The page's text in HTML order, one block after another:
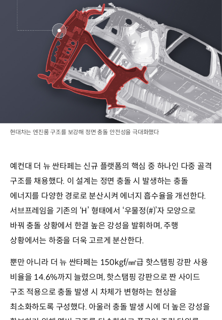
현대차는 엔진룸 구조를 보강해 정면 충돌 안전성을 극대화했다
예컨대 더 뉴 싼타페는 신규 플랫폼의 핵심 중 하나인 다중 골격
구조를 채용했다. 이 설계는 정면 충돌 시 발생하는 충돌
에너지를 다양한 경로로 분산시켜 에너지 흡수율을 개선한다.
서브프레임을 기존의 ‘H’ 형태에서 ‘우물정(#)’자 모양으로
바꿔 충돌 상황에서 한결 높은 강성을 발휘하며, 주행
상황에서는 하중을 더욱 고르게 분산한다.
뿐만 아니라 더 뉴 싼타페는 150kgf/㎟급 핫스탬핑 강판 사용
비율을 14.6%까지 늘렸으며, 핫스탬핑 강판으로 짠 사이드
구조 적용으로 충돌 발생 시 차체가 변형하는 현상을
최소화하도록 구성했다. 아울러 충돌 발생 시에 더 높은 강성을